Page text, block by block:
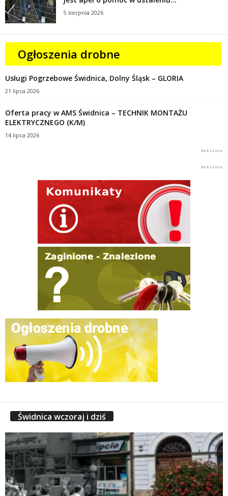
5 sierpnia 2026
Ogłoszenia drobne
Usługi Pogrzebowe Świdnica, Dolny Śląsk – GLORIA
21 lipca 2026
Oferta pracy w AMS Świdnica – TECHNIK MONTAŻU
ELEKTRYCZNEGO (K/M)
14 lipca 2026
Świdnica wczoraj i dziś